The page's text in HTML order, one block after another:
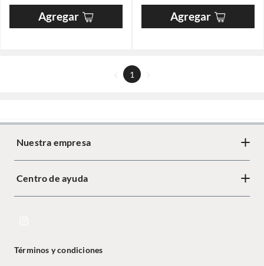
Agregar Agregar
1
Nuestra empresa
Centro de ayuda
Términos y condiciones